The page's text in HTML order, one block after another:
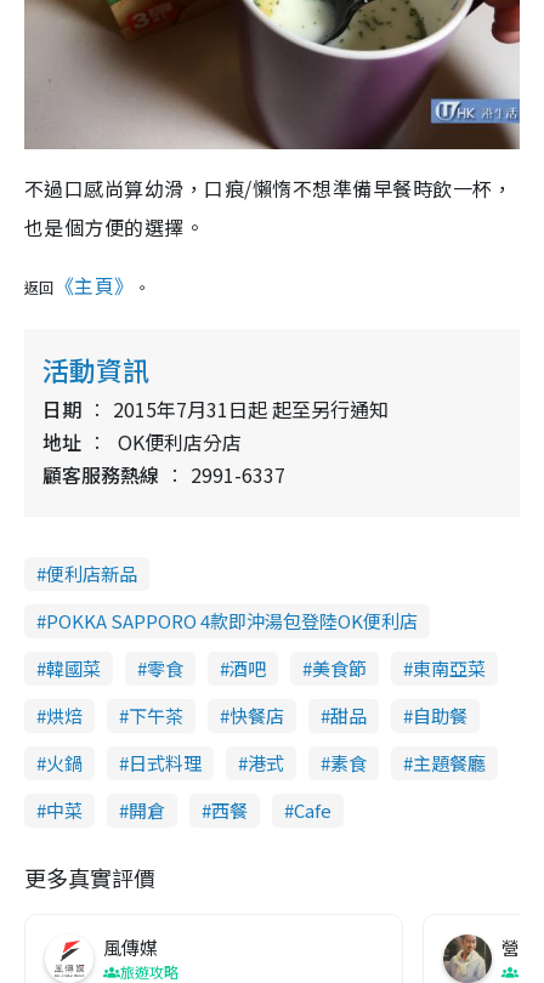
不過口感尚算幼滑，口痕/懶惰不想準備早餐時飲一杯，
也是個方便的選擇。
返回 《主頁》 。
活動資訊
日期
2015年7月31日起 起至另行通知
地址
OK便利店分店
顧客服務熱線
2991-6337
便利店新品
POKKA SAPPORO 4款即沖湯包登陸OK便利店
韓國菜
零食 酒吧 美食節
東南亞菜
烘焙
下午茶 快餐店 甜品
自助餐
火鍋
日式料理 港式 素食
主題餐廳
中菜
開倉 西餐 Cafe
更多真實評價
風傳媒
旅遊攻略
營養